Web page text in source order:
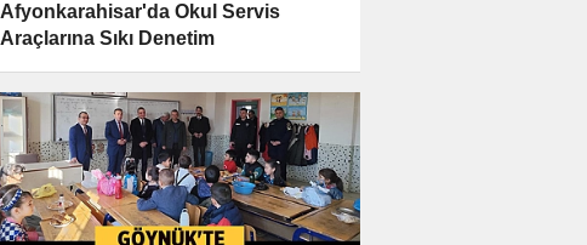
Afyonkarahisar'da Okul Servis
Araçlarına Sıkı Denetim